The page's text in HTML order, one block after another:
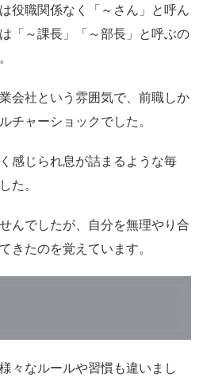
役職関係なく「～さん」と呼ん
「～課長」「～部長」と呼ぶの
会社という雰囲気で、前職しか
チャーショックでした。
感じられ息が詰まるような毎
た。
んでしたが、自分を無理やり合
きたのを覚えています。
々なルールや習慣も違いまし